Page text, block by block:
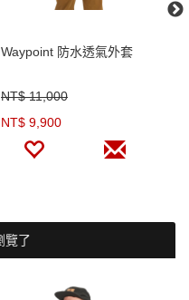
Waypoint 防水透氣外套
NT$ 11,000
NT$ 9,900
覽了